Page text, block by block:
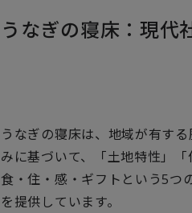
うなぎの寝床：現代
うなぎの寝床は、地域が有す
みに基づいて、「土地特性」
食・住・感・ギフトという5つ
を提供しています。